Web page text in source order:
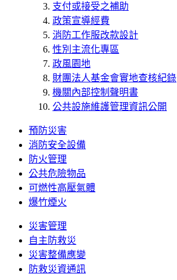
支付或接受之補助
政策宣導經費
消防工作服改款設計
性別主流化專區
政風園地
財團法人基金會實地查核紀錄
機關內部控制聲明書
公共設施維護管理資訊公開
預防災害
消防安全設備
防火管理
公共危險物品
可燃性高壓氣體
爆竹煙火
災害管理
自主防救災
災害整備應變
防救災資通訊